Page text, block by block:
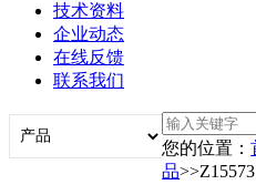
技术资料
企业动态
在线反馈
联系我们
您的位置：
品